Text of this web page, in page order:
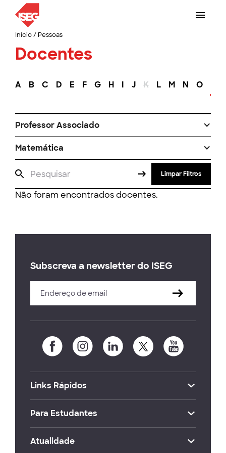
Início/ Pessoas
Docentes
A B C D E F G H I J K L M N O
Professor Associado
Matemática
Limpar Filtros
Não foram encontrados docentes.
Subscreva a newsletter do ISEG
Links Rápidos
Para Estudantes
Atualidade